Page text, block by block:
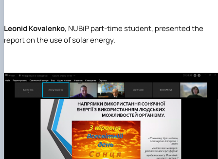
Leonid Kovalenko, NUBiP part-time student, presented the
report on the use of solar energy.